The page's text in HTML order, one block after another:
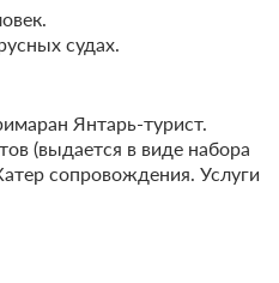
судах.
Янтарь-турист.
(выдается в виде набора
сопровождения. Услуги